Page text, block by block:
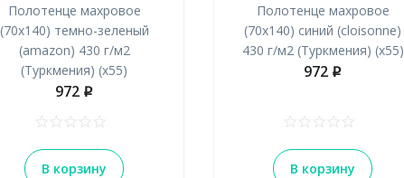
Полотенце махровое
(70х140) темно-зеленый
(amazon) 430 г/м2
(Туркмения) (х55)
972 p
В корзину
Полотенце махровое
(70х140) синий (cloisonne)
430 г/м2 (Туркмения) (х55)
972 p
В корзину